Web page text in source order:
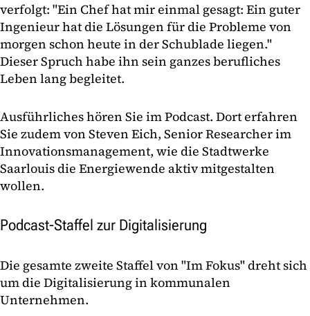
verfolgt: "Ein Chef hat mir einmal gesagt: Ein guter
Ingenieur hat die Lösungen für die Probleme von
morgen schon heute in der Schublade liegen."
Dieser Spruch habe ihn sein ganzes berufliches
Leben lang begleitet.
Ausführliches hören Sie im Podcast. Dort erfahren
Sie zudem von Steven Eich, Senior Researcher im
Innovationsmanagement, wie die Stadtwerke
Saarlouis die Energiewende aktiv mitgestalten
wollen.
Podcast-Staffel zur Digitalisierung
Die gesamte zweite Staffel von "Im Fokus" dreht sich
um die Digitalisierung in kommunalen
Unternehmen.